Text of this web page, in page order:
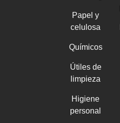
Papel y
celulosa
Químicos
Útiles de
limpieza
Higiene
personal